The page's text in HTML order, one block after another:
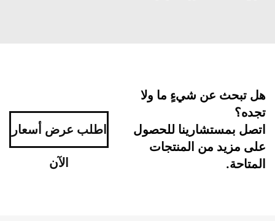
هل تبحث عن شيءٍ ما ولا
تجده؟
اتصل بمستشارينا للحصول
على مزيد من المنتجات
المتاحة.
اطلب عرض أسعار
الآن